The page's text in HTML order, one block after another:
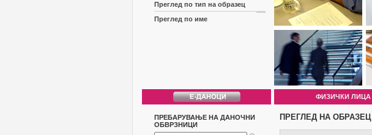
Преглед по тип на образец
Преглед по име
ФИЗИЧКИ ЛИЦА
ПРЕБАРУВАЊЕ НА ДАНОЧНИ
ОБВРЗНИЦИ
ПРЕГЛЕД НА ОБРАЗЕЦ